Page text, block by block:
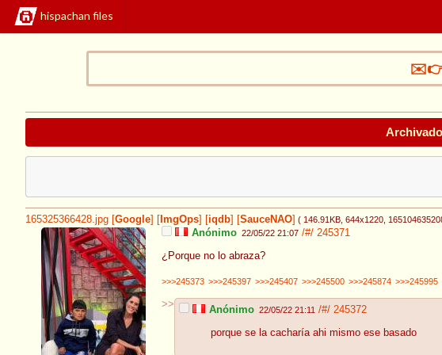
hispachan files
✉️👉
165325366428.jpg Google ImgOps iqdb SauceNAO ( 146.91KB , 644x1220 ,
Anónimo 22/05/22 21:07 /#/ 245371
¿Porque no lo abraza?
>>>245373 >>>245397 >>>245407 >>>245500 >>>245874 >>>245995
>> Anónimo 22/05/22 21:11 /#/ 245372
porque se la cacharía ahi mismo ese basado